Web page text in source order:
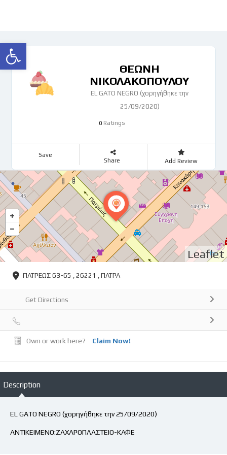
Ανοίξτε τη γραμμή εργαλείων
ΘΕΩΝΗ
ΝΙΚΟΛΑΚΟΠΟΥΛΟΥ
EL GATO NEGRO (χορηγήθηκε την
25/09/2020)
0 Ratings
Save
Share Add Review
Leaflet
ΠΑΤΡΕΩΣ 63-65 , 26221 , ΠΑΤΡΑ
Get Directions
Own or work here? Claim Now!
Description
EL GATO NEGRO (χορηγήθηκε την 25/09/2020)
ΑΝΤΙΚΕΙΜΕΝΟ:ΖΑΧΑΡΟΠΛΑΣΤΕΙΟ-ΚΑΦΕ